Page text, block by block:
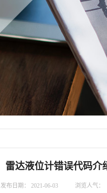
雷达液位计错误代码介
发布日期： 2021-06-03 浏览人气：